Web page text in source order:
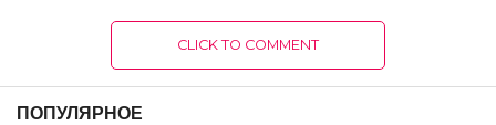
CLICK TO COMMENT
ПОПУЛЯРНОЕ